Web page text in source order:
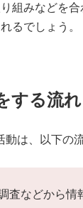
組みなどを
るでしょう。
する流れ
は、以下の
査などから情